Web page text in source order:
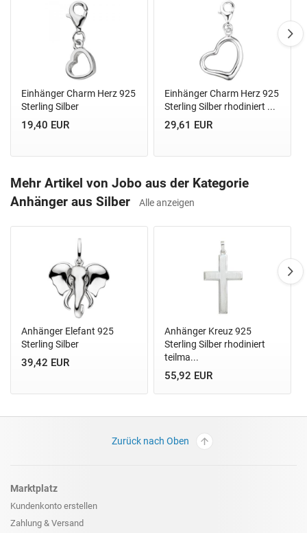
Einhänger Charm Herz 925
Sterling Silber
19,40 EUR
Einhänger Charm Herz 925
Sterling Silber rhodiniert ...
29,61 EUR
Mehr Artikel von Jobo aus der Kategorie
Anhänger aus Silber
Alle anzeigen
Anhänger Elefant 925
Sterling Silber
39,42 EUR
Anhänger Kreuz 925
Sterling Silber rhodiniert
teilma...
55,92 EUR
Zurück nach Oben
Marktplatz
Kundenkonto erstellen
Zahlung & Versand